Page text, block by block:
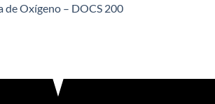
de Oxígeno – DOCS 200